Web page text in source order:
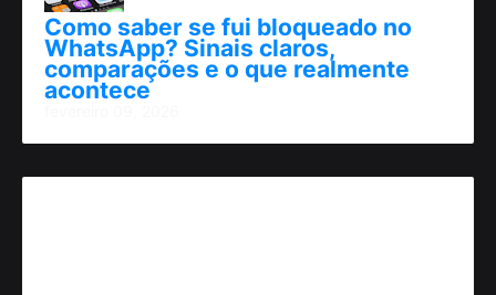
Como saber se fui bloqueado no
WhatsApp? Sinais claros,
comparações e o que realmente
acontece